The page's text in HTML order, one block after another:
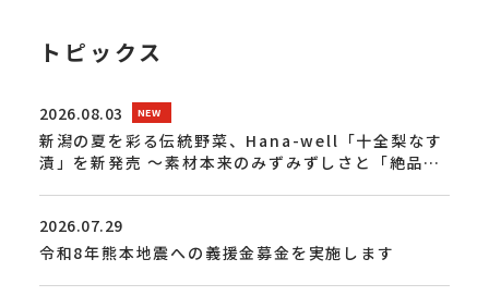
トピックス
2026.08.03
新潟の夏を彩る伝統野菜、Hana-well「十全梨なす
漬」を新発売 ～素材本来のみずみずしさと「絶品」
2026.07.29
令和8年熊本地震への義援金募金を実施します